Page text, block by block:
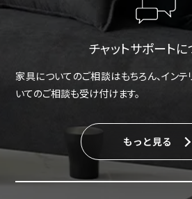
チャットサポートに
家具についてのご相談はもちろん、イン
いてのご相談も受け付けます。
もっと見る